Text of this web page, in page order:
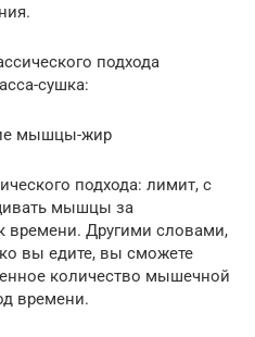
подхода
сушка:
мышцы-жир
подхода: лимит, с
мышцы за
времени. Другими словами,
вы едите, вы сможете
количество мышечной
времени.